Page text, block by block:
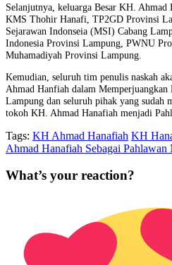
Selanjutnya, keluarga Besar KH. Ahmad
KMS Thohir Hanafi, TP2GD Provinsi
Sejarawan Indonseia (MSI) Cabang
Indonesia Provinsi Lampung, PWNU
Muhamadiyah Provinsi Lampung.
Kemudian, seluruh tim penulis naskah
Ahmad Hanfiah dalam Memperjuangkan
Lampung dan seluruh pihak yang sudah
tokoh KH. Ahmad Hanafiah menjadi
Tags: KH Ahmad Hanafiah KH
Ahmad Hanafiah Sebagai Pahlawan
What’s your reaction?